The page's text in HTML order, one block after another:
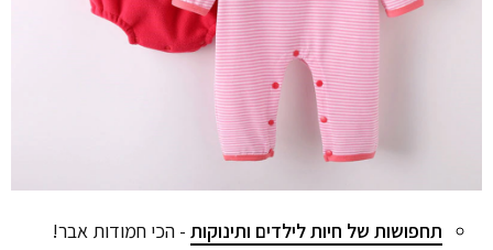
תחפושות של חיות לילדים ותינוקות - הכי חמודות אבר!